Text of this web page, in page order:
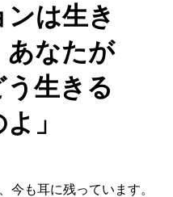
ンは生き
あなたが
生きる
」
今も耳に残っています。